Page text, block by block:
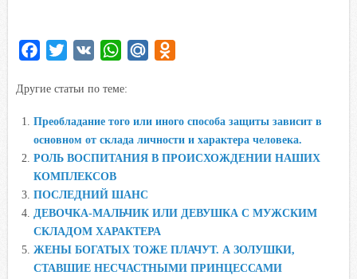
c
o
o
k
i
e
r
W
a
A
p
R
l
s
i
Другие статьи по теме:
Преобладание того или иного способа защиты зависит в
основном от склада личности и характера человека.
РОЛЬ ВОСПИТАНИЯ В ПРОИСХОЖДЕНИИ НАШИХ
КОМПЛЕКСОВ
ПОСЛЕДНИЙ ШАНС
ДЕВОЧКА-МАЛЬЧИК ИЛИ ДЕВУШКА С МУЖСКИМ
СКЛАДОМ ХАРАКТЕРА
ЖЕНЫ БОГАТЫХ ТОЖЕ ПЛАЧУТ. А ЗОЛУШКИ,
СТАВШИЕ НЕСЧАСТНЫМИ ПРИНЦЕССАМИ